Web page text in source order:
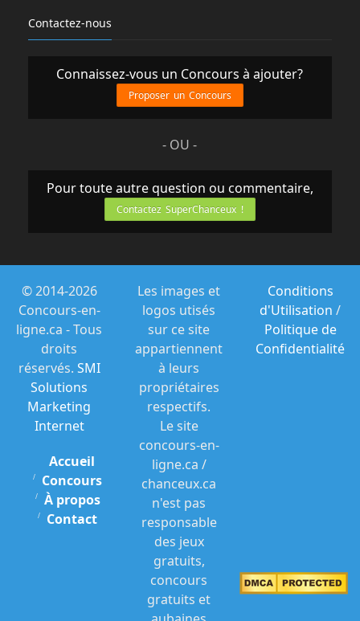
Contactez-nous
Connaissez-vous un Concours à ajouter?
Proposer un Concours
- OU -
Pour toute autre question ou commentaire,
Contactez SuperChanceux !
© 2014-2026
Concours-en-
ligne.ca - Tous
droits
réservés. SMI
Solutions
Marketing
Internet
Accueil
Concours
À propos
Contact
Les images et
logos utisés
sur ce site
appartiennent
à leurs
propriétaires
respectifs.
Le site
concours-en-
ligne.ca /
chanceux.ca
n'est pas
responsable
des jeux
gratuits,
concours
gratuits et
Conditions
d'Utilisation /
Politique de
Confidentialité